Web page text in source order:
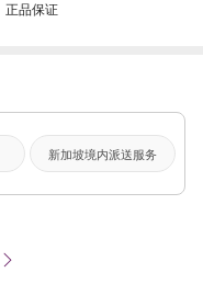
正品保证
新加坡境内派送服务